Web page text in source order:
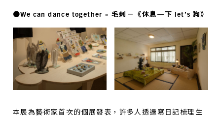
●We can dance together × 毛刺－《休息一下 let’s 狗》
本展為藝術家首次的個展發表，許多人透過寫日記梳理生